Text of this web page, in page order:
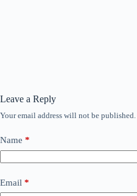
Leave a Reply
Your email address will not be published.
Name *
Email *